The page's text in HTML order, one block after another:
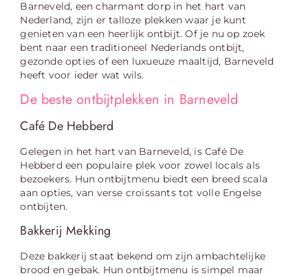
Barneveld, een charmant dorp in het hart van
Nederland, zijn er talloze plekken waar je kunt
genieten van een heerlijk ontbijt. Of je nu op zoek
bent naar een traditioneel Nederlands ontbijt,
gezonde opties of een luxueuze maaltijd, Barneveld
heeft voor ieder wat wils.
De beste ontbijtplekken in Barneveld
Café De Hebberd
Gelegen in het hart van Barneveld, is Café De
Hebberd een populaire plek voor zowel locals als
bezoekers. Hun ontbijtmenu biedt een breed scala
aan opties, van verse croissants tot volle Engelse
ontbijten.
Bakkerij Mekking
Deze bakkerij staat bekend om zijn ambachtelijke
brood en gebak. Hun ontbijtmenu is simpel maar